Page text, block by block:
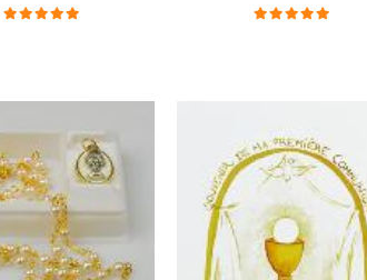
€4.95
€78.00 €58.50
€130.00
€2.50